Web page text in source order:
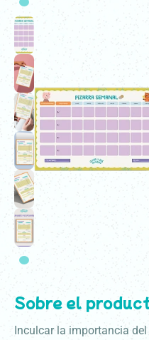
Sobre el
Inculcar la importancia